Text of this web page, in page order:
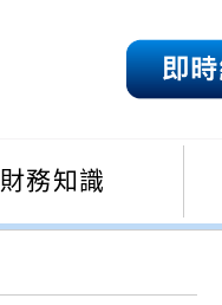
財務知識